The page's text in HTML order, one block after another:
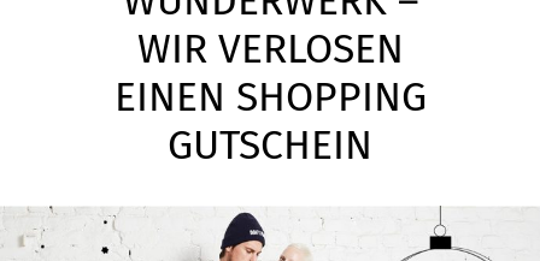
WIR VERLOSEN
EINEN SHOPPING
GUTSCHEIN